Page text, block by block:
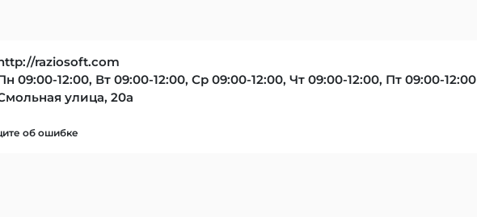
raziosoft.com
09:00-12:00, Вт 09:00-12:00, Ср 09:00-12:00, Чт 09:00-12:00, Пт 09:00-12:00
улица, 20а
об ошибке